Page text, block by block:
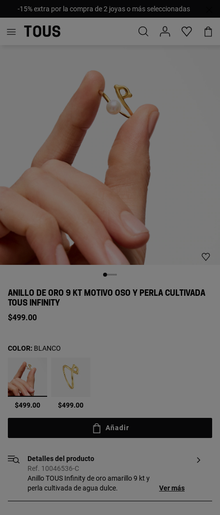
-15% extra por la compra de 2 joyas o más seleccionadas
ANILLO DE ORO 9 KT MOTIVO OSO Y PERLA CULTIVADA
TOUS INFINITY
$499.00
seleccionado
$499.00 $499.00
COLOR: BLANCO
Añadir
Detalles del producto
Ref. 10046536-C
Anillo TOUS Infinity de oro amarillo 9 kt y
perla cultivada de agua dulce.
Ver más